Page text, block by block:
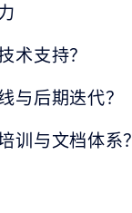
术支持？
与后期迭代？
训与文档体系？